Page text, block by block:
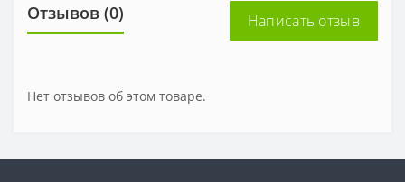
Отзывов (0) Написать отзыв
Нет отзывов об этом товаре.